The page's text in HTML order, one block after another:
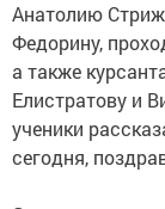
Анатолию
Федорину,
а также
Елистратову и
ученики
сегодня,